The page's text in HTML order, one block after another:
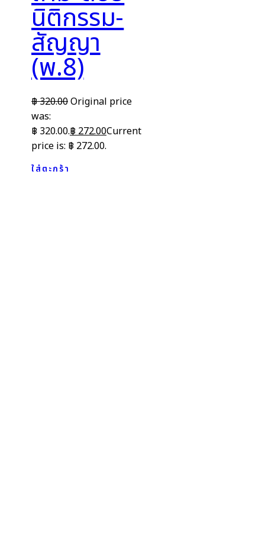
นิติกรรม-
สัญญา
(พ.8)
฿320.00Original price
was:
฿ 320.00.฿272.00Current
price is: ฿ 272.00.
ใส่ตะกร้า